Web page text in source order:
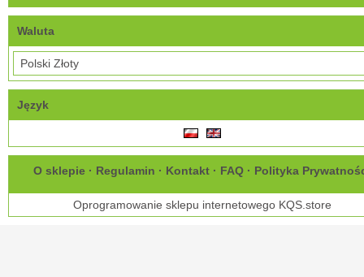
Waluta
Język
O sklepie · Regulamin · Kontakt · FAQ · Polityka
Oprogramowanie sklepu internetowegoKQS.store